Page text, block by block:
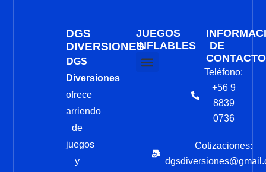
DGS
DIVERSIONES
DGS
Diversiones
ofrece
arriendo
de
juegos
y
JUEGOS
INFLABLES
DE
CONTACTO
Teléfono:
+56 9
8839
0736
Cotizaciones: